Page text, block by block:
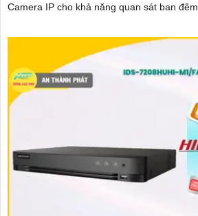
Camera IP cho khả năng quan sát ban đêm